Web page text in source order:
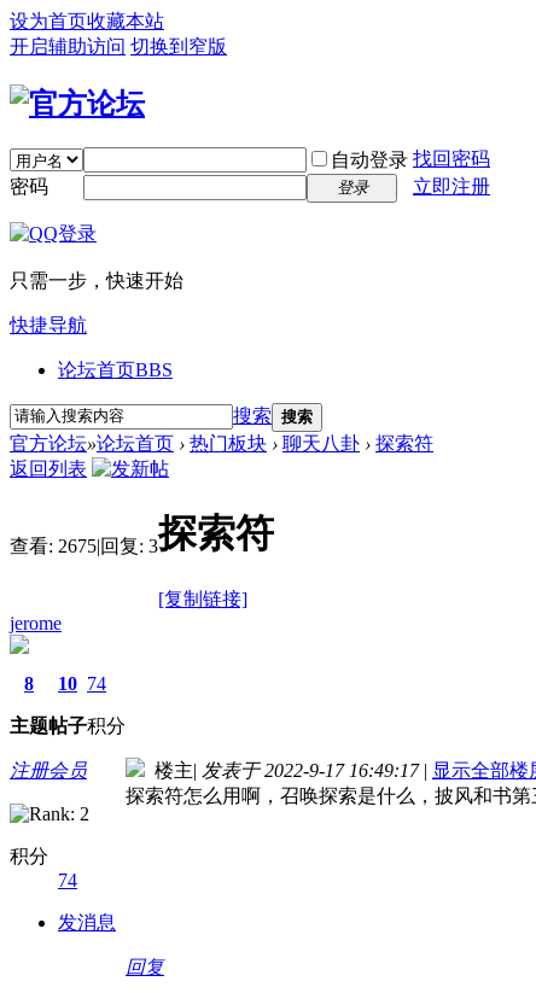
设为首页收藏本站
开启辅助访问 切换到窄版
自动登录 找回密码
密码
登录 立即注册
只需一步，快速开始
快捷导航
论坛首页BBS
搜索 搜索
官方论坛»论坛首页 › 热门板块 › 聊天八卦 › 探索符
返回列表
查看: 2675|回复: 3探索符
[复制链接]
jerome
8
主题
10
帖子
74
积分
注册会员
积分
74
发消息
楼主| 发表于 2022-9-17 16:49:17 | 显示全部楼
探索符怎么用啊，召唤探索是什么，披风和书
回复